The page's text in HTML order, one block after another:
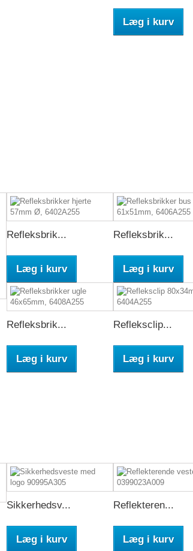
Læg i kurv
Refleksbrik...
Læg i kurv
Refleksbrik...
Læg i kurv
Refleksbrik...
Læg i kurv
Refleksclip...
Læg i kurv
Sikkerhedsv...
Læg i kurv
Reflekteren...
Læg i kurv